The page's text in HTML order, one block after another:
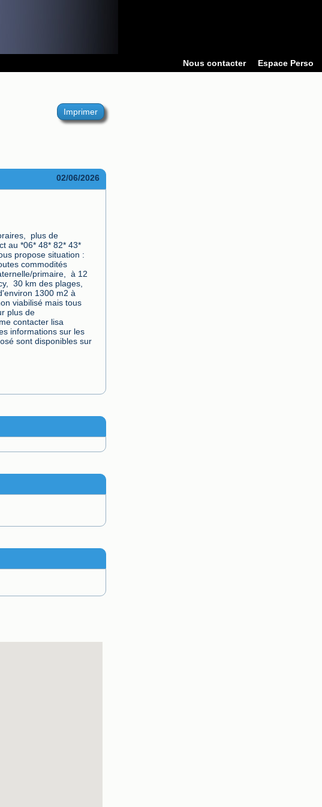
Nous contacter Espace Perso
Imprimer
02/06/2026
au *06* 48* 82* 43*
propose situation :
commodités
primaire,  à 12
30 km des plages,
1300 m2 à
viabilisé mais tous
plus de
contacter lisa
informations sur les
sont disponibles sur